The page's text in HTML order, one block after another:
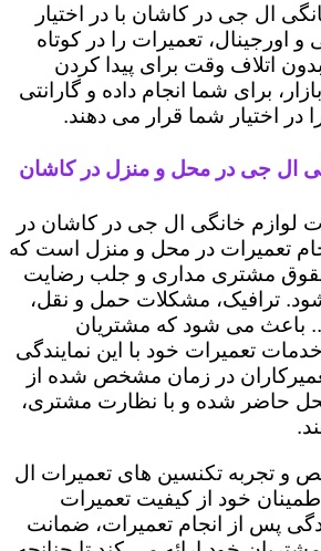
ال جی در کاشان با در اختیار
تعمیرات را در کوتاه
اتلاف وقت برای پیدا کردن
برای شما انجام داده و گارانتی
اختیار شما قرار می دهند.
ال جی در محل و منزل در کاشان
لوازم خانگی ال جی در کاشان در
تعمیرات در محل و منزل است که
مشتری مداری و جلب رضایت
ترافیک، مشکلات حمل و نقل،
باعث می شود که مشتریان
تعمیرات خود با این نمایندگی
در زمان مشخص شده از
حاضر شده و با نظارت مشتری،
و تجربه تکنسین های تعمیرات ال
خود از کیفیت تعمیرات
پس از انجام تعمیرات، ضمانت